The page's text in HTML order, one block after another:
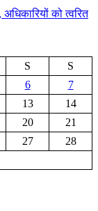
को त्वरित
S
S
6
7
13
14
20
21
27
28